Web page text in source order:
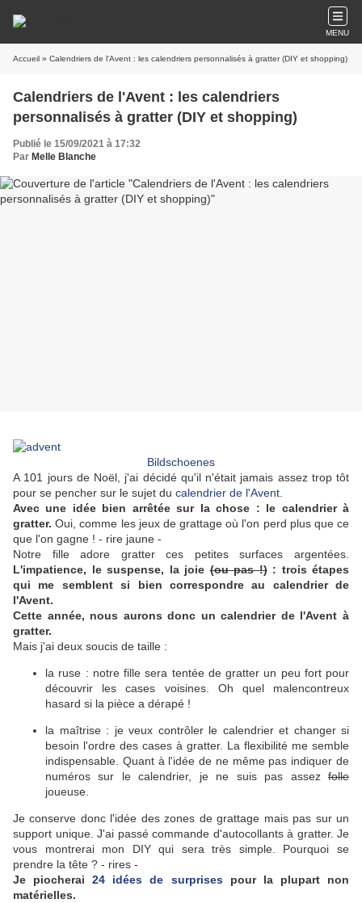
MENU
Accueil » Calendriers de l'Avent : les calendriers personnalisés à gratter (DIY et shopping)
Calendriers de l'Avent : les calendriers
personnalisés à gratter (DIY et shopping)
Publié le 15/09/2021 à 17:32
Par Melle Blanche
Bildschoenes
A 101 jours de Noël, j'ai décidé qu'il n'était jamais assez trop tôt
pour se pencher sur le sujet du calendrier de l'Avent
Avec une idée bien arrêtée sur la chose : le calendrier à
gratter. Oui, comme les jeux de grattage où l'on perd plus que ce
que l'on gagne ! - rire jaune -
Notre fille adore gratter ces petites surfaces argentées.
L'impatience, le suspense, la joie(ou pas !): trois étapes
qui me semblent si bien correspondre au calendrier de
l'Avent.
Cette année, nous aurons donc un calendrier de l'Avent à
gratter.
Mais j'ai deux soucis de taille :
la ruse : notre fille sera tentée de gratter un peu fort pour
découvrir les cases voisines. Oh quel malencontreux
hasard si la pièce a dérapé !
la maîtrise : je veux contrôler le calendrier et changer si
besoin l'ordre des cases à gratter. La flexibilité me semble
indispensable. Quant à l'idée de ne même pas indiquer de
numéros sur le calendrier, je ne suis pas assez folle
joueuse.
Je conserve donc l'idée des zones de grattage mais pas sur un
support unique. J'ai passé commande d'autocollants à gratter. Je
vous montrerai mon DIY qui sera très simple. Pourquoi se
prendre la tête ? - rires -
Je piocherai24 idées de surprisespour la plupart non
matérielles.